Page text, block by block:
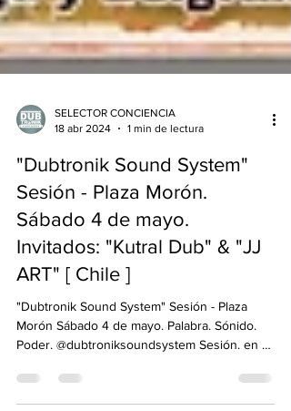
SELECTOR CONCIENCIA
18 abr 2024
1 min de lectura
"Dubtronik Sound System"
Sesión - Plaza Morón.
Sábado 4 de mayo.
Invitados: "Kutral Dub" & "JJ
ART" [ Chile ]
"Dubtronik Sound System" Sesión - Plaza
Plaza Gral....